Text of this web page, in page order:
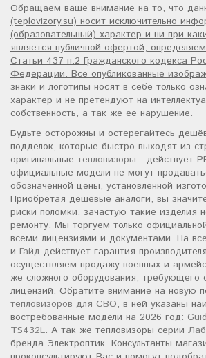
Обращаем ваше внимание на то, что
(teplovizory.su) носит исключительно
(образовательный) характер и ни при
является публичной офертой,
Статьи 437 п.2 Гражданского кодекса
Федерации. Все опубликованные
знаки и логотипы носят в себе только
характер и не претендуют на
собственность, а так же ее нарушение.
Будьте осторожны и остерегайтесь
подделок, которые быстро выходят из
оригинальные тепловизоры - действует
официальные модели не могут
обозначенной цены, установленной
Приобретая дешевые аналоги, вы
риски поломки, зачастую такие изделия
ремонту. Мы торгуем только
всеми лицензиями и документами. На все
и Гайд действует гарантия
осуществляем продажу военных и
же сложного оборудования, требующего
лицензий. Обратите внимание на новую
тепловизоров для СВО, в ней указаны
востребованные модели на 2026 год:
TS432L. А так же тепловизоры серии
бренда Электроптик. Консультанты